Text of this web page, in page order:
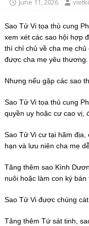
June 11, 2026
Sao Tử Vi tọa thủ cung
xem xét các sao hội hợp
thì chỉ chủ về cha mẹ
được cha mẹ yêu thương.
Nhưng nếu gặp các sao
Sao Tử Vi tọa thủ cung
quyền uy hoặc cư cao vị,
Sao Tử Vi cư tại hãm địa,
hạn và lưu niên cha mẹ
Tăng thêm sao Kình
nuôi hoặc làm con ký
Sao Tử Vi được chúng
Tăng thêm Tứ sát tinh,